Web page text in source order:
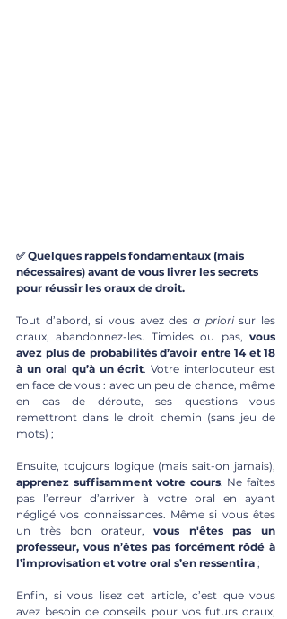
✅ Quelques rappels fondamentaux (mais
nécessaires) avant de vous livrer les secrets
pour réussir les oraux de droit.
Tout d’abord, si vous avez des a priori sur les
oraux, abandonnez-les. Timides ou pas, vous
avez plus de probabilités d’avoir entre 14 et 18
à un oral qu’à un écrit. Votre interlocuteur est
en face de vous : avec un peu de chance, même
en cas de déroute, ses questions vous
remettront dans le droit chemin (sans jeu de
mots) ;
apprenez suffisamment votre cours. Ne faîtes
pas l’erreur d’arriver à votre oral en ayant
négligé vos connaissances. Même si vous êtes
un très bon orateur, vous n'êtes pas un
professeur, vous n’êtes pas forcément rôdé à
l’improvisation et votre oral s’en ressentira ;
Enfin, si vous lisez cet article, c’est que vous
avez besoin de conseils pour vos futurs oraux,